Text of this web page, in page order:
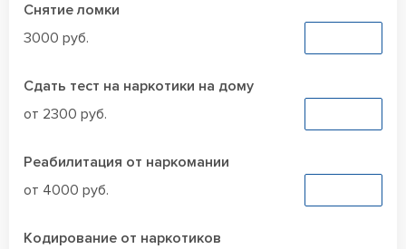
Снятие ломки
3000 руб.
Сдать тест на наркотики на дому
от 2300 руб.
Реабилитация от наркомании
от 4000 руб.
Кодирование от наркотиков